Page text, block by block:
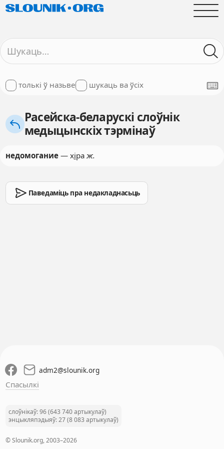
толькі ў назьве шукаць ва ўсіх
Расейска-беларускі слоўнік
медыцынскіх тэрмінаў
недомогание— хіраж.
Паведаміць пра недакладнасьць
adm2@slounik.org
Спасылкі
слоўнікаў: 96 (643 740 артыкулаў)
энцыкляпэдыяў: 27 (8 083 артыкулаў)
© Slounik.org, 2003–2026